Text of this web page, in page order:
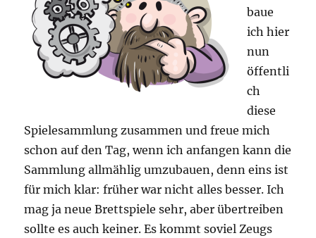
baue
ich hier
nun
öffentli
ch
diese
Spielesammlung zusammen und freue mich
schon auf den Tag, wenn ich anfangen kann die
Sammlung allmählig umzubauen, denn eins ist
für mich klar: früher war nicht alles besser. Ich
mag ja neue Brettspiele sehr, aber übertreiben
sollte es auch keiner. Es kommt soviel Zeugs